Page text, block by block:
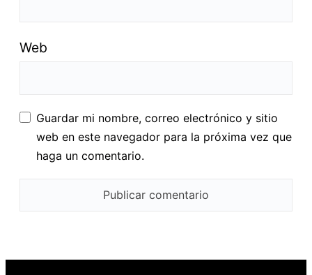
Web
Guardar mi nombre, correo electrónico y sitio
web en este navegador para la próxima vez que
haga un comentario.